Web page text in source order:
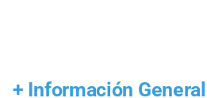
+ Información General